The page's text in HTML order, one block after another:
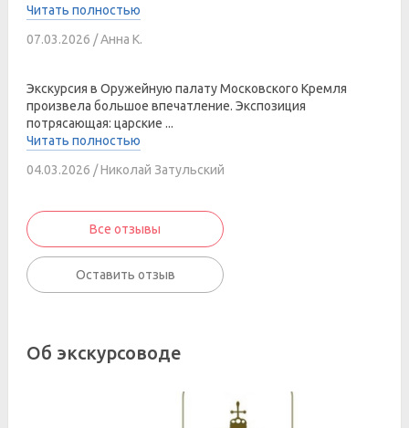
Читать полностью
07.03.2026 / Анна К.
Экскурсия в Оружейную палату Московского Кремля
произвела большое впечатление. Экспозиция
потрясающая: царские ...
Читать полностью
04.03.2026 / Николай Затульский
Все отзывы
Оставить отзыв
Об экскурсоводе